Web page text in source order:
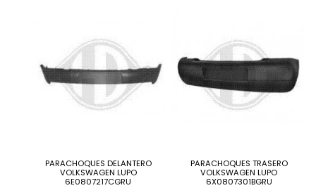
PARACHOQUES DELANTERO
VOLKSWAGEN LUPO
6E0807217CGRU
PARACHOQUES TRASERO
VOLKSWAGEN LUPO
6X0807301BGRU